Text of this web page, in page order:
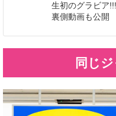
生初のグラビア
裏側動画も公開
同じ